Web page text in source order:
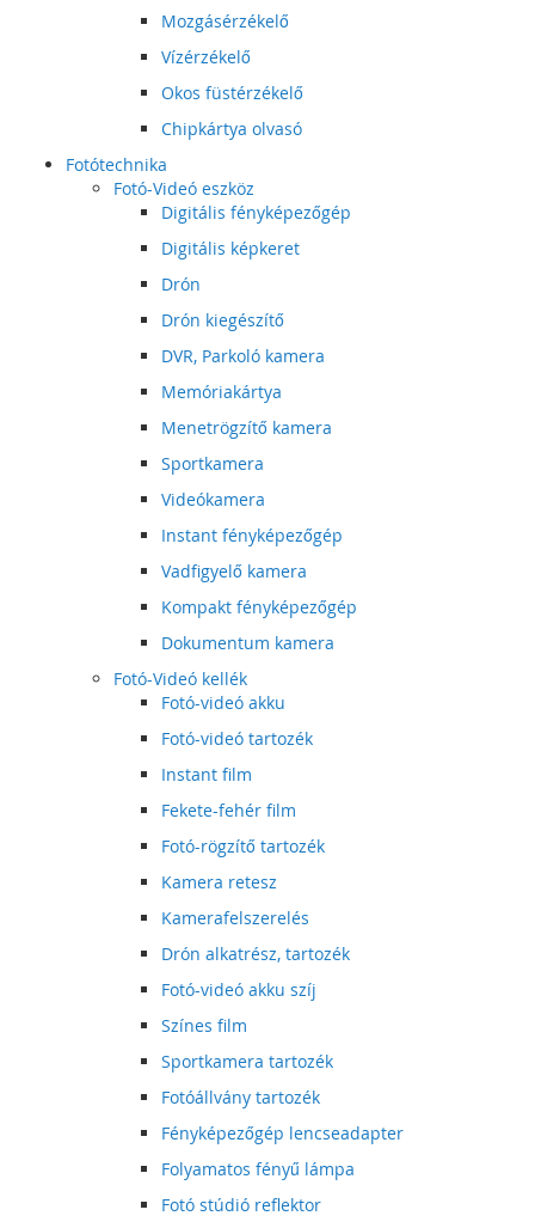
Mozgásérzékelő
Vízérzékelő
Okos füstérzékelő
Chipkártya olvasó
Fotótechnika
Fotó-Videó eszköz
Digitális fényképezőgép
Digitális képkeret
Drón
Drón kiegészítő
DVR, Parkoló kamera
Memóriakártya
Menetrögzítő kamera
Sportkamera
Videókamera
Instant fényképezőgép
Vadfigyelő kamera
Kompakt fényképezőgép
Dokumentum kamera
Fotó-Videó kellék
Fotó-videó akku
Fotó-videó tartozék
Instant film
Fekete-fehér film
Fotó-rögzítő tartozék
Kamera retesz
Kamerafelszerelés
Drón alkatrész, tartozék
Fotó-videó akku szíj
Színes film
Sportkamera tartozék
Fotóállvány tartozék
Fényképezőgép lencseadapter
Folyamatos fényű lámpa
Fotó stúdió reflektor